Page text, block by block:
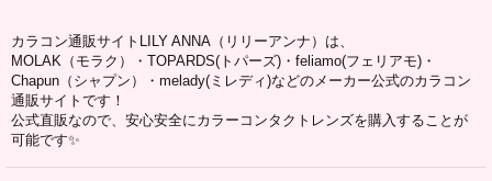
カラコン通販サイトLILY ANNA（リリーアンナ）は、
MOLAK（モラク）・TOPARDS(トパーズ)・feliamo(フェリアモ)・
Chapun（シャプン）・melady(ミレディ)などのメーカー公式のカラコン
通販サイトです！
公式直販なので、安心安全にカラーコンタクトレンズを購入することが
可能です✨